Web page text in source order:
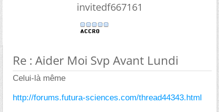
invitedf667161
Re : Aider Moi Svp Avant Lundi
Celui-là même
http://forums.futura-sciences.com/thread44343.html